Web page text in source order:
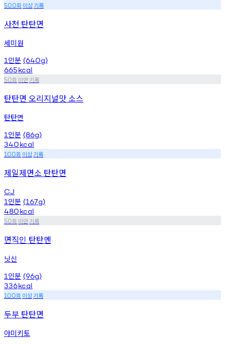
500회 이상기록
사천 탄탄면
세미원
1 인분 (640g)
665kcal
50회 미만기록
탄탄면 오리지널맛 소스
탄탄면
1 인분 (86g)
340kcal
100회 이상기록
제일제면소 탄탄면
CJ
1 인분 (167g)
480kcal
50회 미만기록
면직인 탄탄멘
닛신
1 인분 (96g)
336kcal
100회 이상기록
두부 탄탄면
야미키토